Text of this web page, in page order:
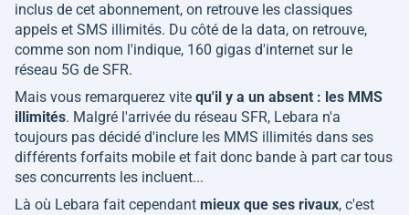
inclus de cet abonnement, on retrouve les classiques
appels et SMS illimités. Du côté de la data, on retrouve,
comme son nom l'indique, 160 gigas d'internet sur le
réseau 5G de SFR.
Mais vous remarquerez vite qu'il y a un absent : les MMS
illimités. Malgré l'arrivée du réseau SFR, Lebara n'a
toujours pas décidé d'inclure les MMS illimités dans ses
différents forfaits mobile et fait donc bande à part car tous
ses concurrents les incluent...
Là où Lebara fait cependant mieux que ses rivaux, c'est